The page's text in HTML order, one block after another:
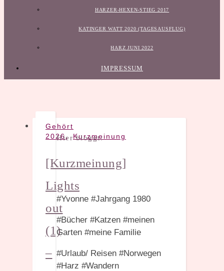
HARZER-HEXEN-STIEG 2017
KATINGER WATT 2020 (TAGESAUSFLUG)
HARZ JUNI 2022
IMPRESSUM
Gehört
2026,Kurzmeinung
[Kurzmeinung]
Lights
out
(1)
–
Hier bloggt:
#Yvonne #Jahrgang 1980
#Bücher #Katzen #meinen
Garten #meine Familie
#Urlaub/ Reisen #Norwegen
#Harz #Wandern